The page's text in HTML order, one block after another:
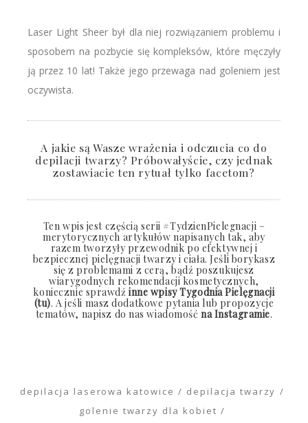
Laser Light Sheer był dla niej rozwiązaniem problemu i
sposobem na pozbycie się kompleksów, które męczyły
ją przez 10 lat! Także jego przewaga nad goleniem jest
oczywista.
A jakie są Wasze wrażenia i odczucia co do
depilacji twarzy? Próbowałyście, czy jednak
zostawiacie ten rytuał tylko facetom?
Ten wpis jest częścią serii #TydzienPielegnacji –
merytorycznych artykułów napisanych tak, aby
razem tworzyły przewodnik po efektywnej i
bezpiecznej pielęgnacji twarzy i ciała. Jeśli borykasz
się z problemami z cerą, bądź poszukujesz
wiarygodnych rekomendacji kosmetycznych,
koniecznie sprawdźinne wpisy Tygodnia Pielęgnacji
(tu). A jeśli masz dodatkowe pytania lub propozycje
tematów, napisz do nas wiadomośćna Instagramie.
depilacja laserowa katowice
depilacja twarzy
golenie twarzy dla kobiet